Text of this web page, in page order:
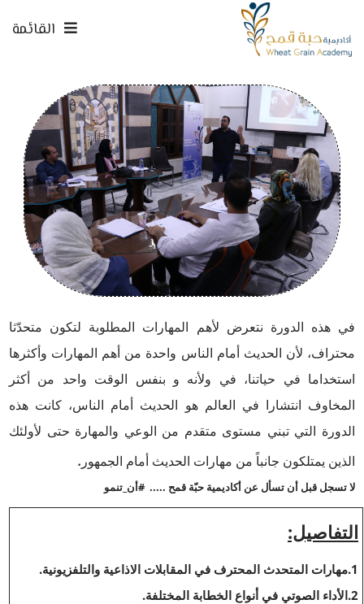
القائمة
في هذه الدورة نتعرض لأهم المهارات المطلوبة لتكون متحدّثا
محتراف، لأن الحديث أمام الناس واحدة من أهم المهارات وأكثرها
استخداما في حياتنا، في ولأنه و بنفس الوقت واحد من أكثر
المخاوف انتشارا في العالم هو الحديث أمام الناس، كانت هذه
الدورة التي تبني مستوى متقدم من الوعي والمهارة حتى لأولئك
الذين يمتلكون جانباً من مهارات الحديث أمام الجمهور .
لا تسجل قبل أن تسأل عن أكاديمية حبّة قمح ..... #أن_تنمو
التفاصيل:
1.مهارات المتحدث المحترف في المقابلات الاذاعية والتلفزيونية.
2.الأداء الصوتي في أنواع الخطابة المختلفة.